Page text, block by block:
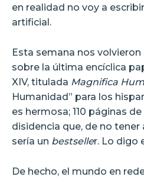
en realidad no voy a
artificial.
Esta semana nos
sobre la última encíclica
XIV, titulada Magnifica
Humanidad” para los
es hermosa; 110 páginas
disidencia que, de no
sería un bestseller. Lo digo
De hecho, el mundo en